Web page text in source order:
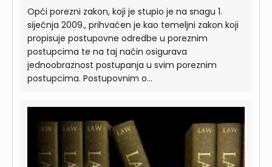
Opći porezni zakon, koji je stupio je na snagu 1.
siječnja 2009., prihvaćen je kao temeljni zakon koji
propisuje postupovne odredbe u poreznim
postupcima te na taj način osigurava
jednoobraznost postupanja u svim poreznim
postupcima. Postupovnim o...